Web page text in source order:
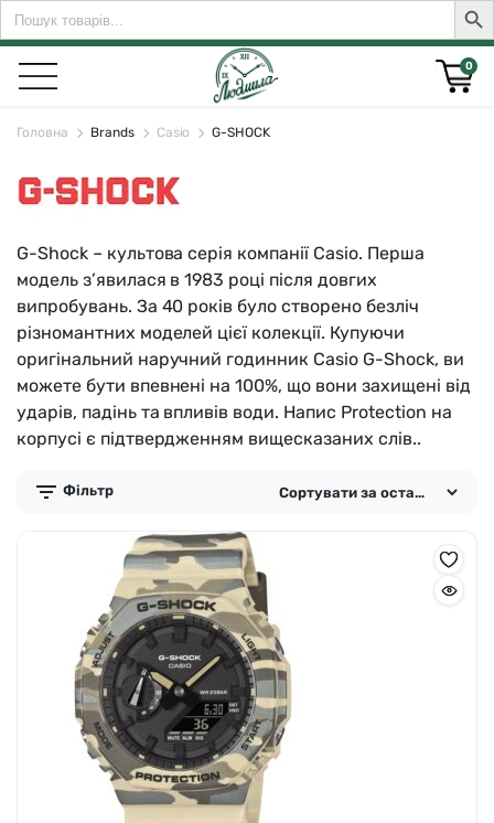
Search
for:
0
Головна Brands Casio G-SHOCK
G-Shock – культова серія компанії Casio. Перша
модель з’явилася в 1983 році після довгих
випробувань. За 40 років було створено безліч
різномантних моделей цієї колекції. Купуючи
оригінальний наручний годинник Casio G-Shock, ви
можете бути впевнені на 100%, що вони захищені від
ударів, падінь та впливів води. Напис Protection на
корпусі є підтвердженням вищесказаних слів..
Фільтр
for: